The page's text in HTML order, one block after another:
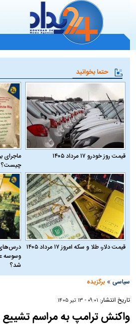
حتما بخوانید
قیمت روز خودرو ۱۷ مرداد ۱۴۰۵
ماجرای
چیست؟
قیمت دلار، طلا و سکه امروز ۱۷ مرداد ۱۴۰۵
درس‌های
وسوسه
شد؟
سیاسی »برگزیده
تاریخ انتشار: ۰۹:۰۱ - ۱۳ تير ۱۴۰۵
واکنش ترامپ به مراسم تشییع